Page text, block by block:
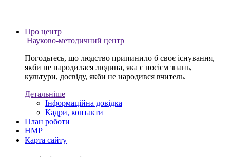
Про центр
Науково-методичний центр
Погодьтесь, що людство припинило б своє існування,
якби не народилася людина, яка є носієм знань,
культури, досвіду, якби не народився вчитель.
Детальніше
Інформаційна довідка
Кадри, контакти
План роботи
НМР
Карта сайту